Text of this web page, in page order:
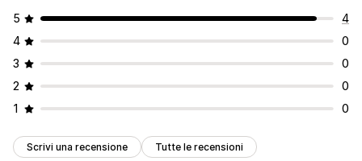
5
4
4
0
3
0
2
0
1
0
Scrivi una recensione Tutte le recensioni